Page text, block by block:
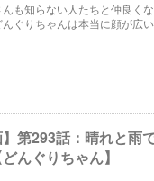
も知らない人たちと仲良く
ぐりちゃんは本当に顔が広い
】第293話：晴れと
んぐりちゃん】